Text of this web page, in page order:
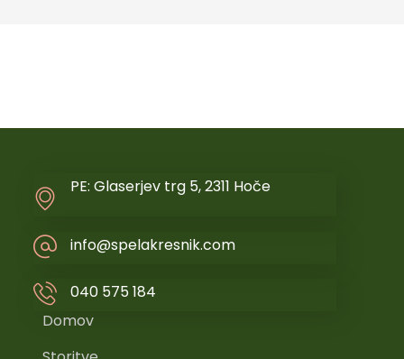
PE: Glaserjev trg 5, 2311 Hoče
info@spelakresnik.com
040 575 184
Domov